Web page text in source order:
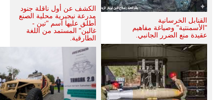
القنابل الخرسانية
"الأسمنتية" وصياغة مفاهيم
عقيدة منع الضرر الجانبي.
الكشف عن أول ناقلة جنود
مدرعة نيجيرية محلية الصنع
أطلق عليها اسم "تين -
غالين" المستمد من اللغة
الطارقية.